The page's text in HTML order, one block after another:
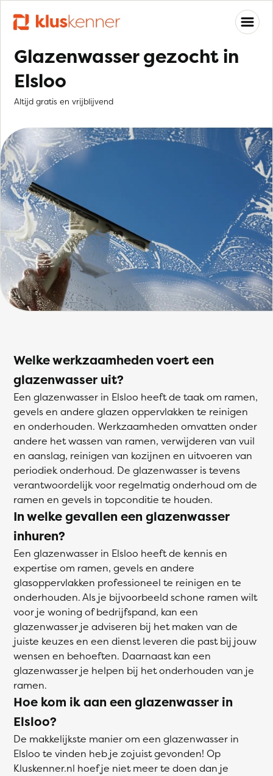
Glazenwasser gezocht in
Elsloo
Altijd gratis en vrijblijvend
Welke werkzaamheden voert een
glazenwasser uit?
Een glazenwasser in Elsloo heeft de taak om ramen,
gevels en andere glazen oppervlakken te reinigen
en onderhouden. Werkzaamheden omvatten onder
andere het wassen van ramen, verwijderen van vuil
en aanslag, reinigen van kozijnen en uitvoeren van
periodiek onderhoud. De glazenwasser is tevens
verantwoordelijk voor regelmatig onderhoud om de
ramen en gevels in topconditie te houden.
In welke gevallen een glazenwasser
inhuren?
Een glazenwasser in Elsloo heeft de kennis en
expertise om ramen, gevels en andere
glasoppervlakken professioneel te reinigen en te
onderhouden. Als je bijvoorbeeld schone ramen wilt
voor je woning of bedrijfspand, kan een
glazenwasser je adviseren bij het maken van de
juiste keuzes en een dienst leveren die past bij jouw
wensen en behoeften. Daarnaast kan een
glazenwasser je helpen bij het onderhouden van je
ramen.
Hoe kom ik aan een glazenwasser in
Elsloo?
De makkelijkste manier om een glazenwasser in
Elsloo te vinden heb je zojuist gevonden! Op
Kluskenner.nl hoef je niet meer te doen dan je